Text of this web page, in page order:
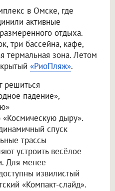
в Омске, где
активные
отдыха.
три бассейна, кафе,
термальная зона. Летом
«РиоПляж».
решиться
падение»,
дыру».
спуск
трассы
устроить весёлое
Для менее
извилистый
«Компакт-слайд».